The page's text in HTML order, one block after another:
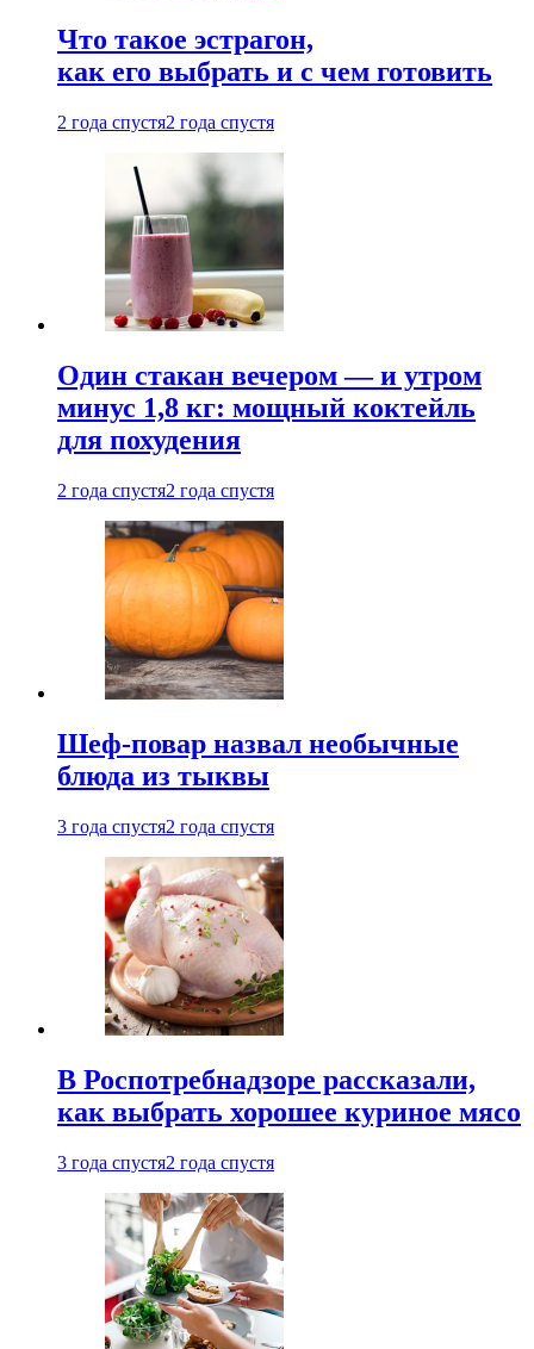
Что такое эстрагон,
как его выбрать и с чем готовить
2 года спустя2 года спустя
Один стакан вечером — и утром
минус 1,8 кг: мощный коктейль
для похудения
2 года спустя2 года спустя
Шеф-повар назвал необычные
блюда из тыквы
3 года спустя2 года спустя
В Роспотребнадзоре рассказали,
как выбрать хорошее куриное мясо
3 года спустя2 года спустя